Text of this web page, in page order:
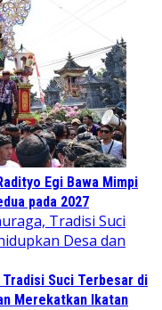
Egi Bawa Mimpi
pada 2027
Tradisi Suci Terbesar di
Merekatkan Ikatan